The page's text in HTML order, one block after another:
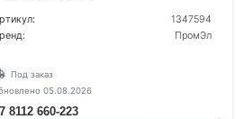
1347594
ПромЭл
Под заказ
05.08.2026
8112 660-223